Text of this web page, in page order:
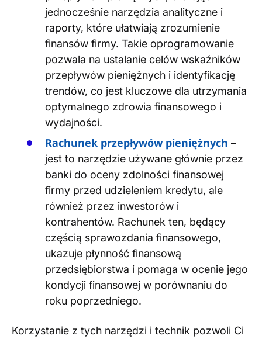
jednocześnie narzędzia analityczne i
raporty, które ułatwiają zrozumienie
finansów firmy. Takie oprogramowanie
pozwala na ustalanie celów wskaźników
przepływów pieniężnych i identyfikację
trendów, co jest kluczowe dla utrzymania
optymalnego zdrowia finansowego i
wydajności​​.
Rachunek przepływów pieniężnych –
jest to narzędzie używane głównie przez
banki do oceny zdolności finansowej
firmy przed udzieleniem kredytu, ale
również przez inwestorów i
kontrahentów. Rachunek ten, będący
częścią sprawozdania finansowego,
ukazuje płynność finansową
przedsiębiorstwa i pomaga w ocenie jego
kondycji finansowej w porównaniu do
roku poprzedniego​​.
Korzystanie z tych narzędzi i technik pozwoli Ci